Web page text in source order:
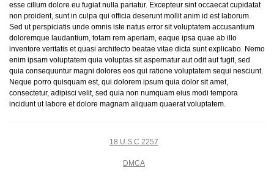
esse cillum dolore eu fugiat nulla pariatur. Excepteur sint occaecat cupidatat
non proident, sunt in culpa qui officia deserunt mollit anim id est laborum.
Sed ut perspiciatis unde omnis iste natus error sit voluptatem accusantium
doloremque laudantium, totam rem aperiam, eaque ipsa quae ab illo
inventore veritatis et quasi architecto beatae vitae dicta sunt explicabo. Nemo
enim ipsam voluptatem quia voluptas sit aspernatur aut odit aut fugit, sed
quia consequuntur magni dolores eos qui ratione voluptatem sequi nesciunt.
Neque porro quisquam est, qui dolorem ipsum quia dolor sit amet,
consectetur, adipisci velit, sed quia non numquam eius modi tempora
incidunt ut labore et dolore magnam aliquam quaerat voluptatem.
18 U.S.C 2257
DMCA